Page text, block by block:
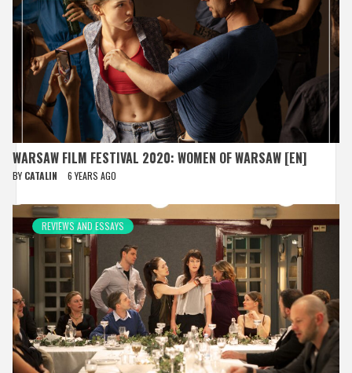
WARSAW FILM FESTIVAL 2020: WOMEN OF WARSAW [EN]
BY CATALIN 6 YEARS AGO
REVIEWS AND ESSAYS